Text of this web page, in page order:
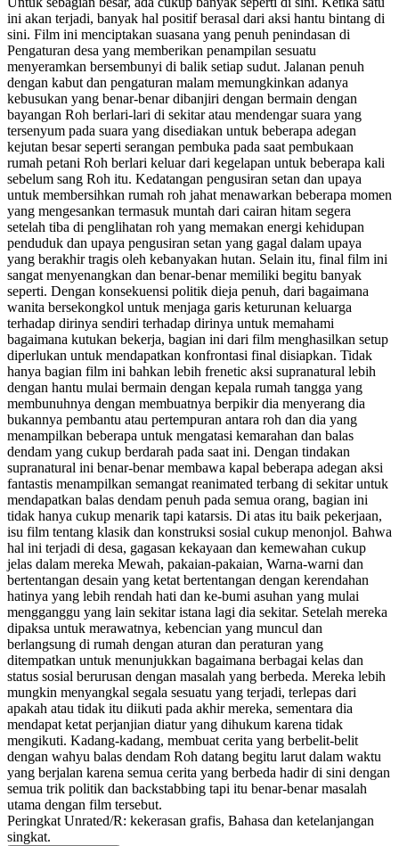
ini akan terjadi, banyak hal positif berasal dari aksi hantu bintang di
sini. Film ini menciptakan suasana yang penuh penindasan di
Pengaturan desa yang memberikan penampilan sesuatu
menyeramkan bersembunyi di balik setiap sudut. Jalanan penuh
dengan kabut dan pengaturan malam memungkinkan adanya
kebusukan yang benar-benar dibanjiri dengan bermain dengan
bayangan Roh berlari-lari di sekitar atau mendengar suara yang
tersenyum pada suara yang disediakan untuk beberapa adegan
kejutan besar seperti serangan pembuka pada saat pembukaan
rumah petani Roh berlari keluar dari kegelapan untuk beberapa kali
sebelum sang Roh itu. Kedatangan pengusiran setan dan upaya
untuk membersihkan rumah roh jahat menawarkan beberapa momen
yang mengesankan termasuk muntah dari cairan hitam segera
setelah tiba di penglihatan roh yang memakan energi kehidupan
penduduk dan upaya pengusiran setan yang gagal dalam upaya
yang berakhir tragis oleh kebanyakan hutan. Selain itu, final film ini
sangat menyenangkan dan benar-benar memiliki begitu banyak
seperti. Dengan konsekuensi politik dieja penuh, dari bagaimana
wanita bersekongkol untuk menjaga garis keturunan keluarga
terhadap dirinya sendiri terhadap dirinya untuk memahami
bagaimana kutukan bekerja, bagian ini dari film menghasilkan setup
diperlukan untuk mendapatkan konfrontasi final disiapkan. Tidak
hanya bagian film ini bahkan lebih frenetic aksi supranatural lebih
dengan hantu mulai bermain dengan kepala rumah tangga yang
membunuhnya dengan membuatnya berpikir dia menyerang dia
bukannya pembantu atau pertempuran antara roh dan dia yang
menampilkan beberapa untuk mengatasi kemarahan dan balas
dendam yang cukup berdarah pada saat ini. Dengan tindakan
supranatural ini benar-benar membawa kapal beberapa adegan aksi
fantastis menampilkan semangat reanimated terbang di sekitar untuk
mendapatkan balas dendam penuh pada semua orang, bagian ini
tidak hanya cukup menarik tapi katarsis. Di atas itu baik pekerjaan,
isu film tentang klasik dan konstruksi sosial cukup menonjol. Bahwa
hal ini terjadi di desa, gagasan kekayaan dan kemewahan cukup
jelas dalam mereka Mewah, pakaian-pakaian, Warna-warni dan
bertentangan desain yang ketat bertentangan dengan kerendahan
hatinya yang lebih rendah hati dan ke-bumi asuhan yang mulai
mengganggu yang lain sekitar istana lagi dia sekitar. Setelah mereka
dipaksa untuk merawatnya, kebencian yang muncul dan
berlangsung di rumah dengan aturan dan peraturan yang
ditempatkan untuk menunjukkan bagaimana berbagai kelas dan
status sosial berurusan dengan masalah yang berbeda. Mereka lebih
mungkin menyangkal segala sesuatu yang terjadi, terlepas dari
apakah atau tidak itu diikuti pada akhir mereka, sementara dia
mendapat ketat perjanjian diatur yang dihukum karena tidak
mengikuti. Kadang-kadang, membuat cerita yang berbelit-belit
dengan wahyu balas dendam Roh datang begitu larut dalam waktu
yang berjalan karena semua cerita yang berbeda hadir di sini dengan
semua trik politik dan backstabbing tapi itu benar-benar masalah
utama dengan film tersebut.
Peringkat Unrated/R: kekerasan grafis, Bahasa dan ketelanjangan
singkat.